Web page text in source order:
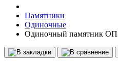
Памятники
Одиночные
Одиночный памятник